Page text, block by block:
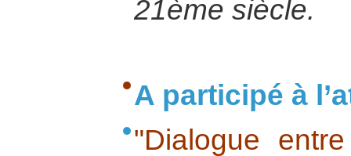
21ème siècle.
A participé à
"Dialogue